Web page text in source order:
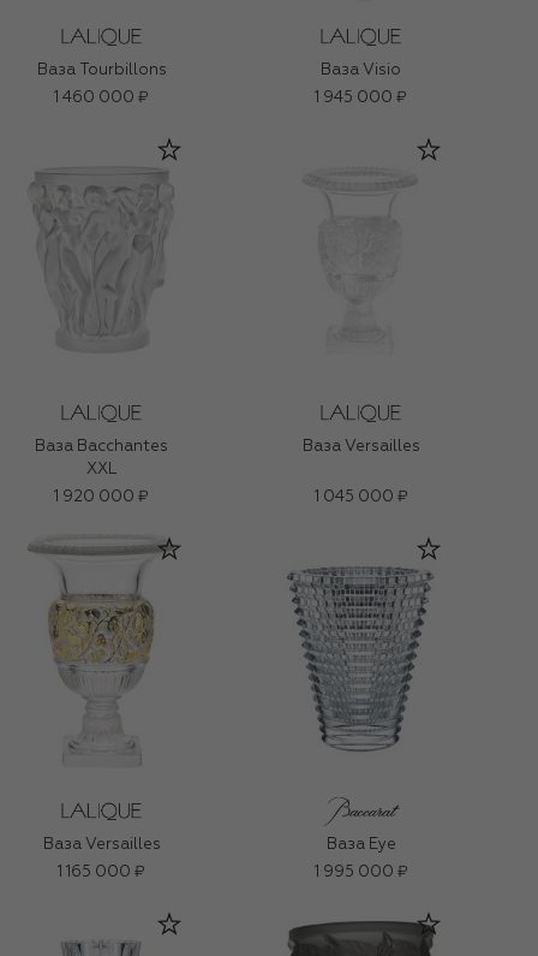
Ваза Tourbillons
1 460 000 ₽
Ваза Visio
1 945 000 ₽
Ваза Bacchantes
XXL
1 920 000 ₽
Ваза Versailles
1 045 000 ₽
Ваза Versailles
1 165 000 ₽
Ваза Eye
1 995 000 ₽